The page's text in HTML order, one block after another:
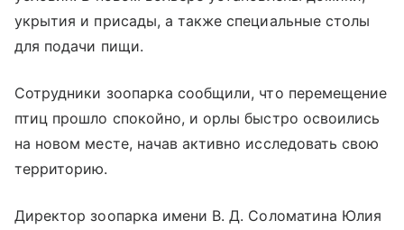
укрытия и присады, а также специальные столы
для подачи пищи.
Сотрудники зоопарка сообщили, что перемещение
птиц прошло спокойно, и орлы быстро освоились
на новом месте, начав активно исследовать свою
территорию.
Директор зоопарка имени В. Д. Соломатина Юлия